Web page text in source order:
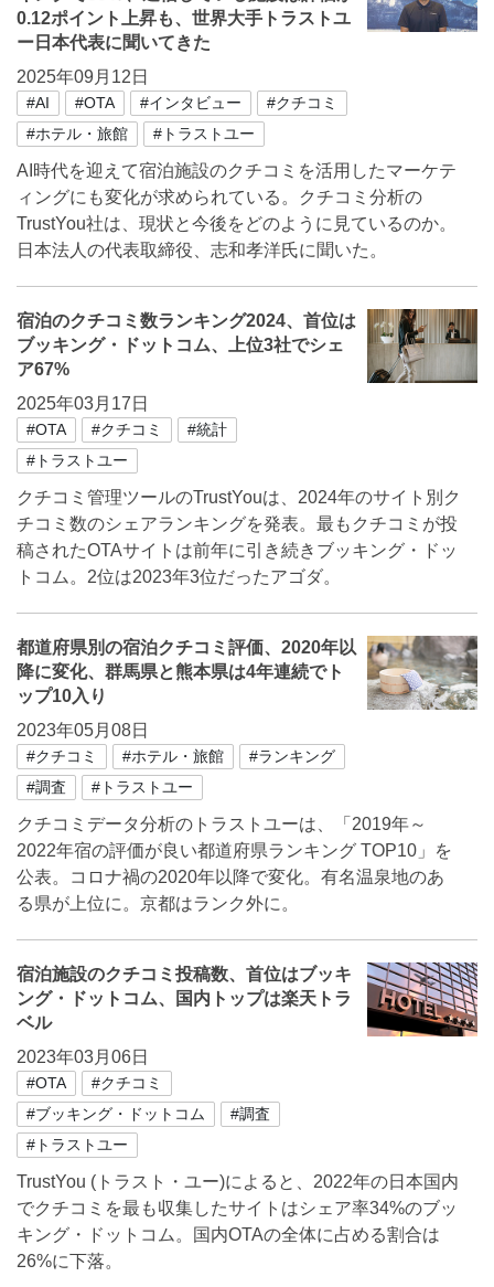
0.12ポイント上昇も、世界大手トラストユ
ー日本代表に聞いてきた
2025年09月12日
#AI #OTA #インタビュー
#クチコミ
#ホテル・旅館
#トラストユー
AI時代を迎えて宿泊施設のクチコミを活用したマーケテ
ィングにも変化が求められている。クチコミ分析の
TrustYou社は、現状と今後をどのように見ているのか。
日本法人の代表取締役、志和孝洋氏に聞いた。
宿泊のクチコミ数ランキング2024、首位は
ブッキング・ドットコム、上位3社でシェ
ア67%
2025年03月17日
#OTA #クチコミ
#統計
#トラストユー
クチコミ管理ツールのTrustYouは、2024年のサイト別ク
チコミ数のシェアランキングを発表。最もクチコミが投
稿されたOTAサイトは前年に引き続きブッキング・ドッ
トコム。2位は2023年3位だったアゴダ。
都道府県別の宿泊クチコミ評価、2020年以
降に変化、群馬県と熊本県は4年連続でト
ップ10入り
2023年05月08日
#クチコミ #ホテル・旅館
#ランキング
#調査
#トラストユー
クチコミデータ分析のトラストユーは、「2019年～
2022年宿の評価が良い都道府県ランキング TOP10」を
公表。コロナ禍の2020年以降で変化。有名温泉地のあ
る県が上位に。京都はランク外に。
宿泊施設のクチコミ投稿数、首位はブッキ
ング・ドットコム、国内トップは楽天トラ
ベル
2023年03月06日
#OTA
#クチコミ
#ブッキング・ドットコム
#調査
#トラストユー
TrustYou (トラスト・ユー)によると、2022年の日本国内
でクチコミを最も収集したサイトはシェア率34%のブッ
キング・ドットコム。国内OTAの全体に占める割合は
26%に下落。